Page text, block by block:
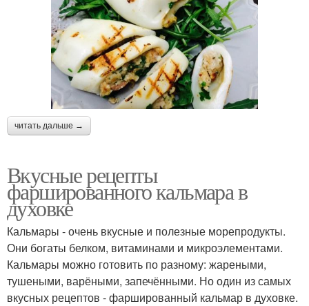
читать дальше →
Вкусные рецепты
фаршированного кальмара в
духовке
Кальмары - очень вкусные и полезные морепродукты.
Они богаты белком, витаминами и микроэлементами.
Кальмары можно готовить по разному: жареными,
тушеными, варёными, запечёнными. Но один из самых
вкусных рецептов - фаршированный кальмар в духовке.